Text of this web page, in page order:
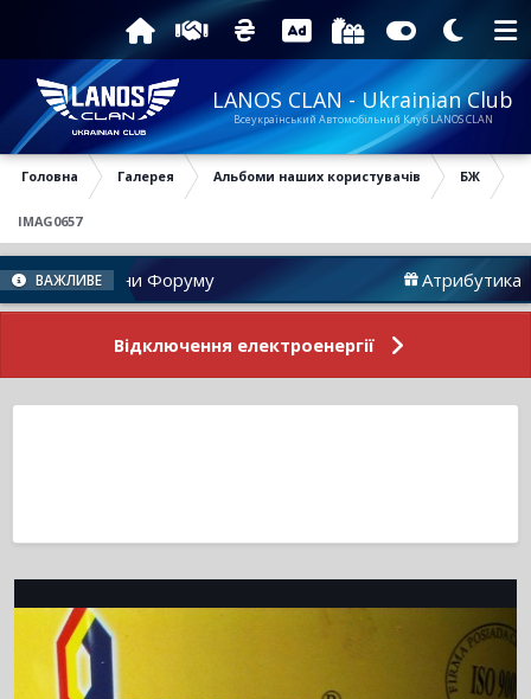
LANOS CLAN - Ukrainian Club
Всеукраїнський Автомобільний Клуб LANOS CLAN
Головна Галерея Альбоми наших користувачів БЖ
IMAG0657
ВАЖЛИВЕ
Новини Форуму Атрибутика
Відключення електроенергії